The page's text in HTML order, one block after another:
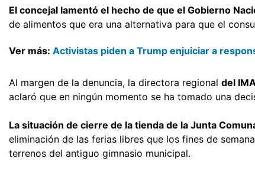
El concejal lamentó el hecho de que el Gobierno
de alimentos que era una alternativa para que el
Ver más: Activistas piden a Trump enjuiciar a
Al margen de la denuncia, la directora regional del
aclaró que en ningún momento se ha tomado una
La situación de cierre de la tienda de la Junta
eliminación de las ferias libres que los fines de
terrenos del antiguo gimnasio municipal.